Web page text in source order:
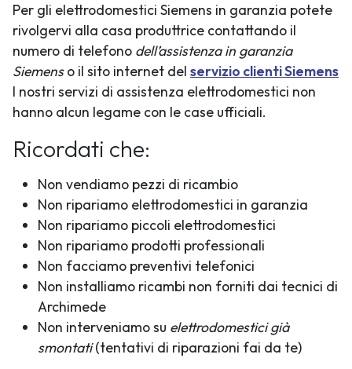
Per gli elettrodomestici Siemens in garanzia potete
rivolgervi alla casa produttrice contattando il
numero di telefono dell’assistenza in garanzia
Siemenso il sito internet del servizio clienti Siemens
I nostri servizi di assistenza elettrodomestici non
hanno alcun legame con le case ufficiali.
Ricordati che:
Non vendiamo pezzi di ricambio
Non ripariamo elettrodomestici in garanzia
Non ripariamo piccoli elettrodomestici
Non ripariamo prodotti professionali
Non facciamo preventivi telefonici
Non installiamo ricambi non forniti dai tecnici di
Archimede
Non interveniamo su elettrodomestici già
smontati(tentativi di riparazioni fai da te)